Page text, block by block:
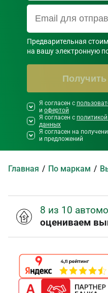
Предварительная
на вашу электронную
Необходимо
правилами и
Я согласен с
и офертой
Я согласен с
данных
Я согласен на
и предложений
Главная По маркам
8 из 10
оцениваем